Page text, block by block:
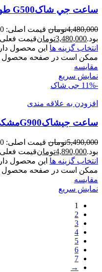
ساعت جي شاکG500 طوسی
4,480,000تومان
بود.3,480,000تومانقیمت فعلی:
انتخاب گزینه ها این محصول
ممکن است در صفحه محصول
مقايسه
نمایش سریع
-11%
جی شاک
افزودن به علاقه مندی
ساعت جيشاکG900مشکی سبز ارتشی
5,490,000تومان
بود.4,890,000تومانقیمت فعلی:
انتخاب گزینه ها این محصول
ممکن است در صفحه محصول
مقايسه
نمایش سریع
1
2
3
4
5
6
7
→